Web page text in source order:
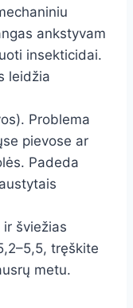
ankstyvam
insekticidai.
leidžia
Problema
pievose ar
Padeda
šviežias
tręškite
metu.